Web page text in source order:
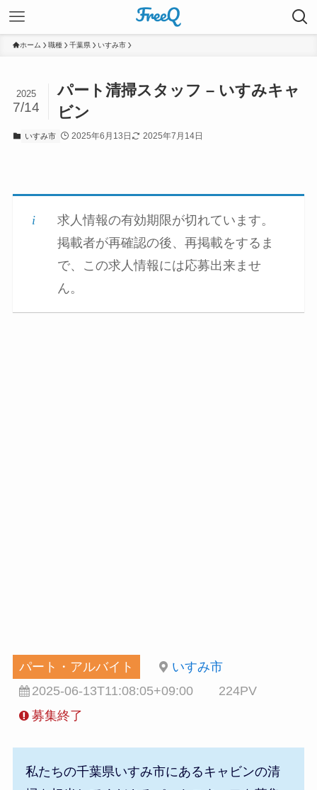
ホーム 職種 千葉県 いすみ市
パート清掃スタッフ – いすみキャ
ビン
2025
7/14
いすみ市 2025年6月13日 2025年7月14日
求人情報の有効期限が切れています。
掲載者が再確認の後、再掲載をするま
で、この求人情報には応募出来ませ
ん。
パート・アルバイト
いすみ市
2025-06-13T11:08:05+09:00
224PV
募集終了
私たちの千葉県いすみ市にあるキャビンの清